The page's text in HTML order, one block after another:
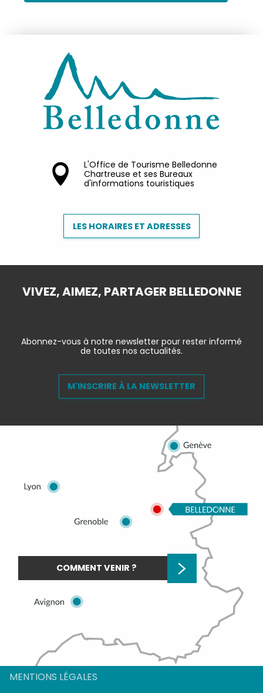
L'Office de Tourisme Belledonne
Chartreuse et ses Bureaux
d'informations touristiques
LES HORAIRES ET ADRESSES
VIVEZ, AIMEZ, PARTAGER BELLEDONNE
Abonnez-vous à notre newsletter pour rester informé
de toutes nos actualités.
M'INSCRIRE À LA NEWSLETTER
COMMENT VENIR ?
MENTIONS LÉGALES